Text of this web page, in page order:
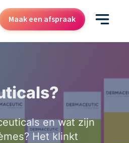
Maak een afspraak
en wat zijn
Het klinkt